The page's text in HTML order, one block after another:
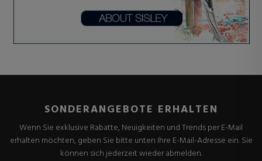
SONDERANGEBOTE ERHALTEN
Wenn Sie exklusive Rabatte, Neuigkeiten und Trends per E-Mail
erhalten möchten, geben Sie bitte unten Ihre E-Mail-Adresse ein. Sie
können sich jederzeit wieder abmelden.